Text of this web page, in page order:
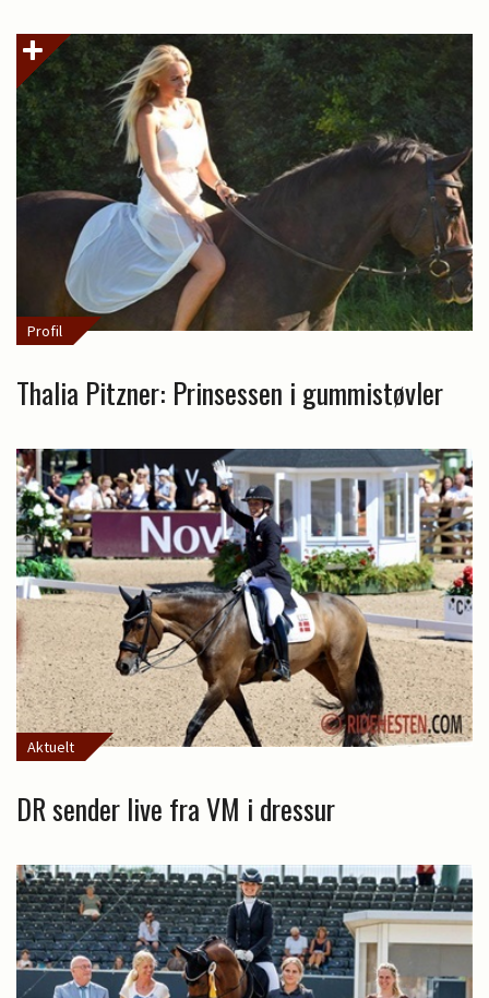
Profil
Thalia Pitzner: Prinsessen i gummistøvler
Aktuelt
DR sender live fra VM i dressur